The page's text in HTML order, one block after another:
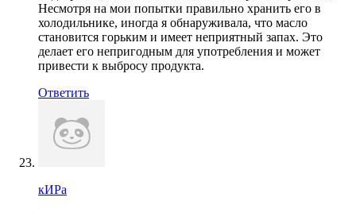
Несмотря на мои попытки правильно хранить его в
холодильнике, иногда я обнаруживала, что масло
становится горьким и имеет неприятный запах. Это
делает его непригодным для употребления и может
привести к выбросу продукта.
Ответить
кИРа